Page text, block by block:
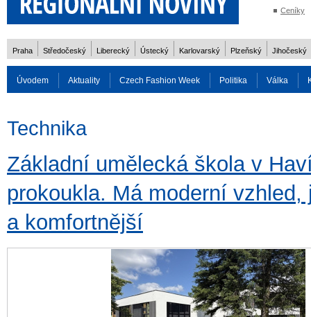
Ceníky
Praha Středočeský Liberecký Ústecký Karlovarský Plzeňský Jihočeský
Úvodem Aktuality Czech Fashion Week Politika Válka
Rozhovory
Technika
Základní umělecká škola v
prokoukla. Má moderní vzhled,
a komfortnější